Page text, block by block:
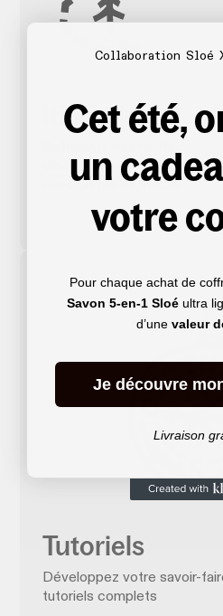
Itinéraires
d’aventures détaillés,
avec cartes et tracés
Tutoriels
Développez votre savoir-
tutoriels complets
Collaboration Sloé
Cet été,
un
votre
Pour chaque achat de
Savon 5-en-1 Sloéultra
d’une valeur
Je découvre
Livraison